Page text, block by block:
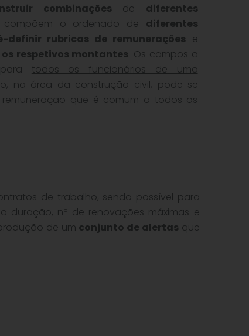
combinações de diferentes
o ordenado de diferentes
definir rubricas de remunerações e
respetivos montantes . Os campos a
todos os funcionários de uma
na área da construção civil, pode-se
que é comum a todos os
de trabalho, sendo possível para
duração, nº de renovações máximas e
de um conjunto de alertas que